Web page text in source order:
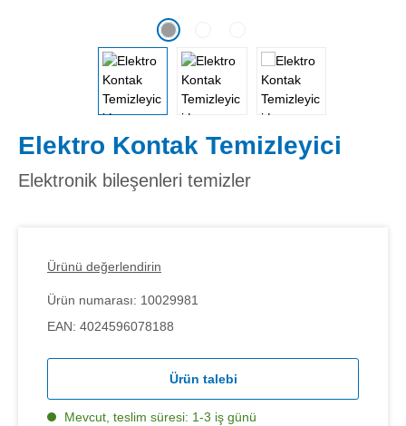
Elektro Kontak Temizleyici
Elektronik bileşenleri temizler
Ürünü değerlendirin
Ürün numarası: 10029981
EAN: 4024596078188
Ürün talebi
Mevcut, teslim süresi: 1-3 iş günü